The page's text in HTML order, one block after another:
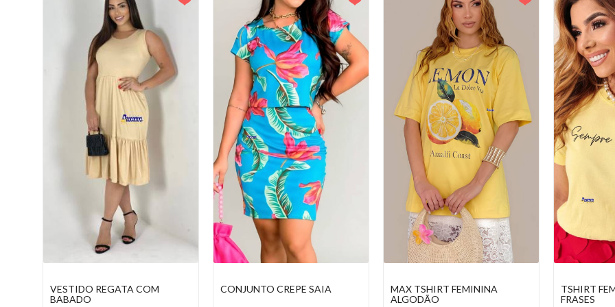
BODY FEMININO COM RENDA
VESTIDO REGATA COM
CONJUNTO CREPE SAIA
MAX
ALGODÃO